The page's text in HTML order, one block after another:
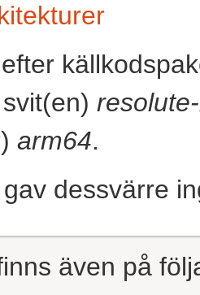
arm64.
dessvärre
även på